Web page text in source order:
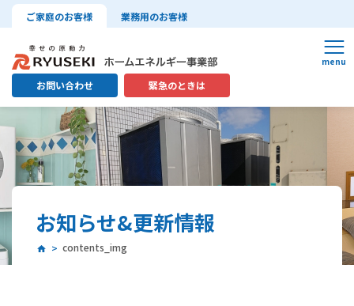
ご家庭のお客様 業務用のお客様
お問い合わせ 緊急のときは
お知らせ&更新情報
contents_img